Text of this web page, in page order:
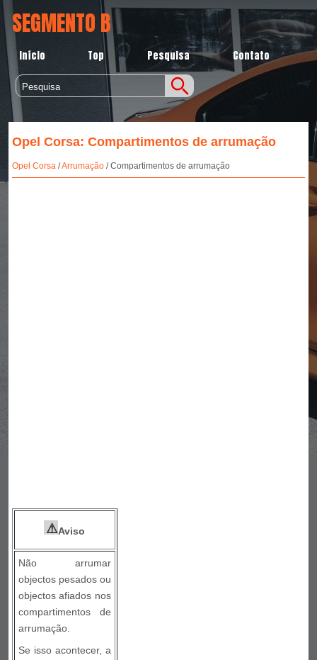
SEGMENTO B
Início Top Pesquisa Contato
Opel Corsa: Compartimentos de arrumação
Opel Corsa/Arrumação/ Compartimentos de arrumação
Aviso
Não arrumar
objectos pesados ou
objectos afiados nos
compartimentos de
arrumação.
Se isso acontecer, a